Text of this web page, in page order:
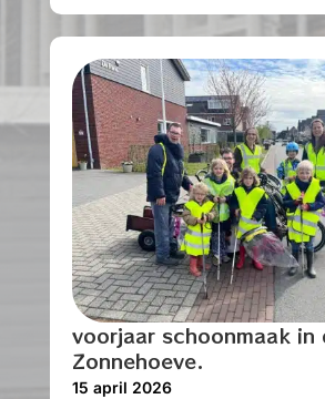
voorjaar schoonmaak in
Zonnehoeve.
15 april 2026